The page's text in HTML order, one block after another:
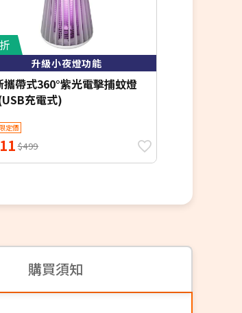
升級小夜燈功能
攜帶式360°紫光電擊捕蚊燈
充電式)
定價
$499
購買須知